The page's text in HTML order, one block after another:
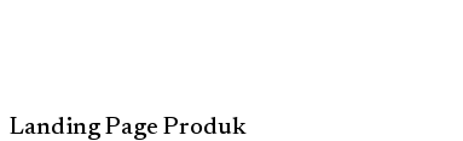
Landing Page Produk